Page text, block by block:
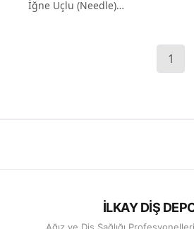
İğne Uçlu (Needle)
1
İLKAY DİŞ